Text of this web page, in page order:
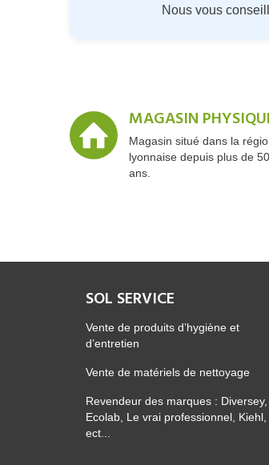
Nous vous
MAGASIN
Magasin situé dans la
lyonnaise depuis plus de 50
ans.
SOL SERVICE
Vente de produits d’hygiène et
d’entretien
Vente de matériels de nettoyage
Revendeur des marques : Diversey,
Ecolab, Le vrai professionnel, Kiehl,
ect...